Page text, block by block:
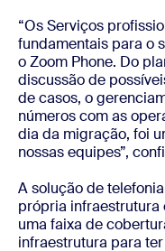
“Os Serviços
fundamentais para o
o Zoom Phone. Do
discussão de
de casos, o
números com as
dia da migração, foi
nossas equipes”,
A solução de
própria infraestrutura
uma faixa de
infraestrutura para